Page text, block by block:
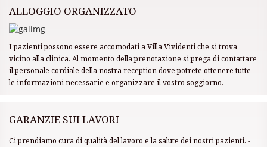
ALLOGGIO ORGANIZZATO
I pazienti possono essere accomodati a Villa Vividenti che si trova
vicino alla clinica. Al momento della prenotazione si prega di contattare
il personale cordiale della nostra reception dove potrete ottenere tutte
le informazioni necessarie e organizzare il vostro soggiorno.
GARANZIE SUI LAVORI
Ci prendiamo cura di qualità del lavoro e la salute dei nostri pazienti. -